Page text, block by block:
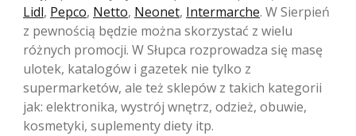
Lidl, Pepco, Netto, Neonet, Intermarche. W Sierpień
z pewnością będzie można skorzystać z wielu
różnych promocji. W Słupca rozprowadza się masę
ulotek, katalogów i gazetek nie tylko z
supermarketów, ale też sklepów z takich kategorii
jak: elektronika, wystrój wnętrz, odzież, obuwie,
kosmetyki, suplementy diety itp.